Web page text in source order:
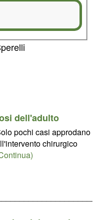
dell'adulto
pochi casi approdano
chirurgico